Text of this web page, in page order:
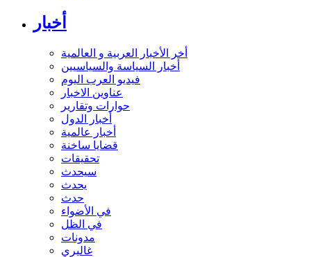
أخبار
أخر الأخبار العربية و العالمية
أخبار السياسة والسياسيين
فيديو العرب اليوم
عناوين الاخبار
حوارات وتقارير
أخبار الدول
أخبار عالمية
قضايا ساخنة
تحقيقات
سيحدث
يحدث
حدث
في الأضواء
في الظل
مدونات
غاليري